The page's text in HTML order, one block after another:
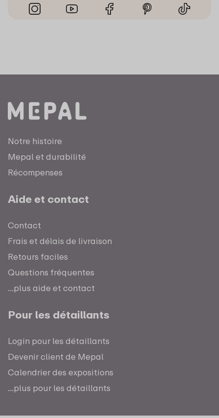
Notre histoire
Mepal et durabilité
Récompenses
Aide et contact
Contact
Frais et délais de livraison
Retours faciles
Questions fréquentes
...plus aide et contact
Pour les détaillants
Login pour les détaillants
Devenir client de Mepal
Calendrier des expositions
...plus pour les détaillants